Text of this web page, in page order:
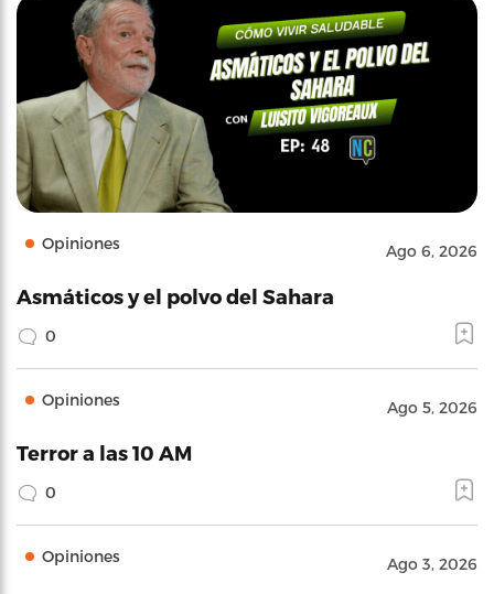
Opiniones Ago 6, 2026
Asmáticos y el polvo del Sahara
0
Opiniones Ago 5, 2026
Terror a las 10 AM
0
Opiniones Ago 3, 2026